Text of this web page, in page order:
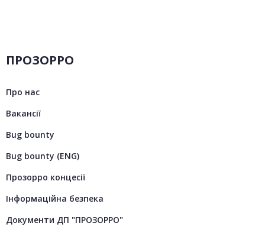
ПРОЗОРРО
Про нас
Вакансії
Bug bounty
Bug bounty (ENG)
Прозорро концесії
Інформаційна безпека
Документи ДП "ПРОЗОРРО"